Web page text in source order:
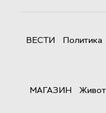
ВЕСТИ Политика
МАГАЗИН
Живот